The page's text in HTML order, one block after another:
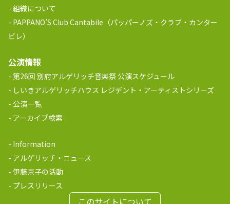
組織について
PAPPANO’S Club Cantabile（パッパーノズ・クラブ・カンター
ビレ）
公演情報
第26回 別府アルゲリッチ音楽祭 公演スケジュール
しいきアルゲリッチハウス レジデント・アーティストシリーズ
公演一覧
アーカイブ検索
Information
アルゲリッチ・ニュース
伊藤京子の活動
プレスリリース
このサイトについて